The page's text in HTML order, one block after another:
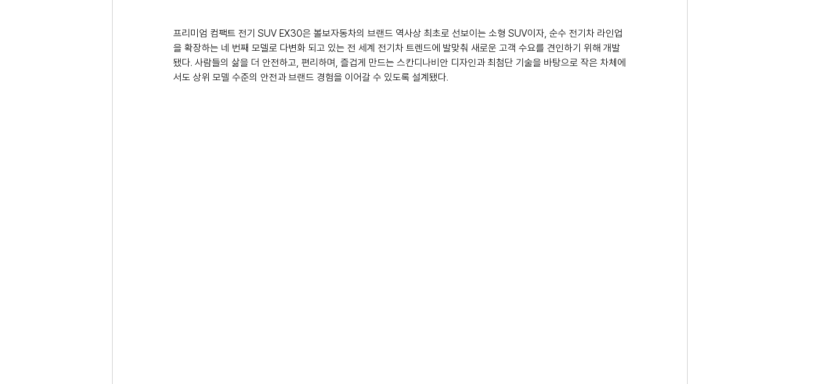
프리미엄 컴팩트 전기 SUV EX30은 볼보자동차의 브랜드 역사상 최초로 선보이는 소형 SUV이자, 순수 전기차 라인업
을 확장하는 네 번째 모델로 다변화 되고 있는 전 세계 전기차 트렌드에 발맞춰 새로운 고객 수요를 견인하기 위해 개발
됐다. 사람들의 삶을 더 안전하고, 편리하며, 즐겁게 만드는 스칸디나비안 디자인과 최첨단 기술을 바탕으로 작은 차체에
서도 상위 모델 수준의 안전과 브랜드 경험을 이어갈 수 있도록 설계됐다.